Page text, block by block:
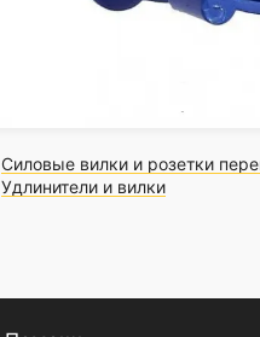
Силовые вилки и розетки
Удлинители и вилки